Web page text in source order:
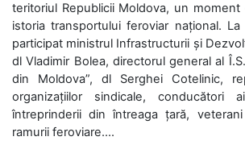
teritoriul Republicii Moldova, un
istoria transportului feroviar național.
participat ministrul Infrastructurii și
dl Vladimir Bolea, directorul general al
din Moldova”, dl Serghei Cotelinic,
organizațiilor sindicale, conducători
întreprinderii din întreaga țară,
ramurii feroviare....